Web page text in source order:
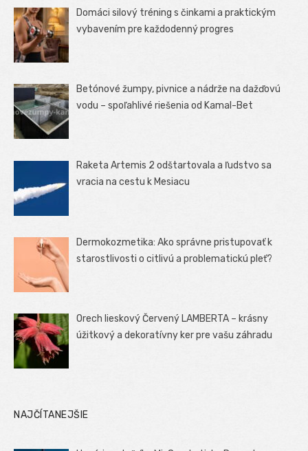
Domáci silový tréning s činkami a praktickým
vybavením pre každodenný progres
Betónové žumpy, pivnice a nádrže na dažďovú
vodu – spoľahlivé riešenia od Kamal-Bet
Raketa Artemis 2 odštartovala a ľudstvo sa
vracia na cestu k Mesiacu
Dermokozmetika: Ako správne pristupovať k
starostlivosti o citlivú a problematickú pleť?
Orech lieskový Červený LAMBERTA – krásny
úžitkový a dekoratívny ker pre vašu záhradu
NAJČÍTANEJŠIE